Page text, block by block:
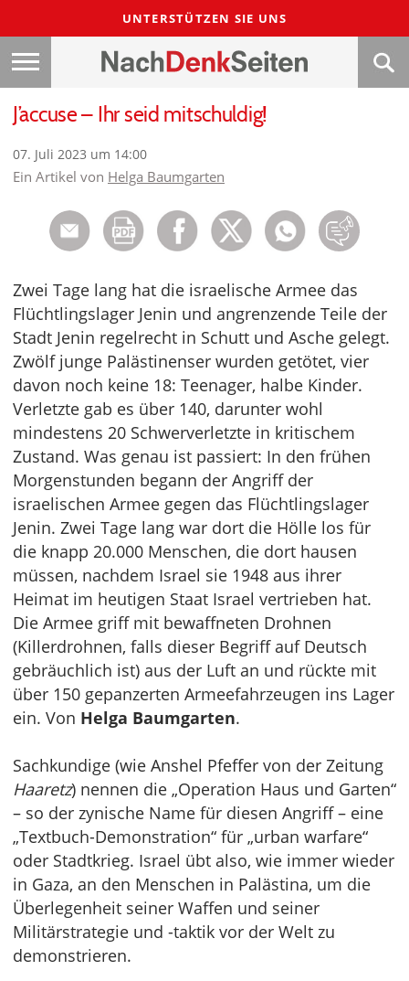
UNTERSTÜTZEN SIE UNS
J’accuse – Ihr seid mitschuldig!
07. Juli 2023 um 14:00
Ein Artikel von Helga Baumgarten
Zwei Tage lang hat die israelische Armee das
Flüchtlingslager Jenin und angrenzende Teile der
Stadt Jenin regelrecht in Schutt und Asche gelegt.
Zwölf junge Palästinenser wurden getötet, vier
davon noch keine 18: Teenager, halbe Kinder.
Verletzte gab es über 140, darunter wohl
mindestens 20 Schwerverletzte in kritischem
Zustand. Was genau ist passiert: In den frühen
Morgenstunden begann der Angriff der
israelischen Armee gegen das Flüchtlingslager
Jenin. Zwei Tage lang war dort die Hölle los für
die knapp 20.000 Menschen, die dort hausen
müssen, nachdem Israel sie 1948 aus ihrer
Heimat im heutigen Staat Israel vertrieben hat.
Die Armee griff mit bewaffneten Drohnen
(Killerdrohnen, falls dieser Begriff auf Deutsch
gebräuchlich ist) aus der Luft an und rückte mit
über 150 gepanzerten Armeefahrzeugen ins Lager
ein. Von Helga Baumgarten.
Sachkundige (wie Anshel Pfeffer von der Zeitung
Haaretz) nennen die „Operation Haus und Garten“
– so der zynische Name für diesen Angriff – eine
„Textbuch-Demonstration“ für „urban warfare“
oder Stadtkrieg. Israel übt also, wie immer wieder
in Gaza, an den Menschen in Palästina, um die
Überlegenheit seiner Waffen und seiner
Militärstrategie und -taktik vor der Welt zu
demonstrieren.